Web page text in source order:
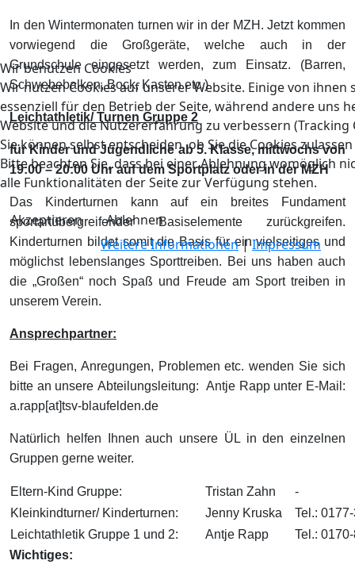
In den Wintermonaten turnen wir in der MZH. Jetzt kommen
vorwiegend die Großgeräte, welche auch in der
Grundschule eingesetzt werden, zum Einsatz. (Barren,
Schwebebalken, Bock, Kasten etc.)
Leichtathletik/ Turnen Gruppe 2
für Kinder und Jugendliche ab 5. Klasse, mittwochs von
19:00 – 20:00 Uhr auf dem Sportplatz oder in der MZH
Das Kinderturnen kann auf ein breites Fundament
sportartübergreifender Basiselemente zurückgreifen.
Kinderturnen bildet somit die Basis für ein vielseitiges und
möglichst lebenslanges Sporttreiben. Bei uns haben auch
die „Großen“ noch Spaß und Freude am Sport treiben in
unserem Verein.
Ansprechpartner:
Bei Fragen, Anregungen, Problemen etc. wenden Sie sich
bitte an unsere Abteilungsleitung: Antje Rapp unter E-Mail:
a.rapp[at]tsv-blaufelden.de
Natürlich helfen Ihnen auch unsere ÜL in den einzelnen
Gruppen gerne weiter.
Eltern-Kind Gruppe: Tristan Zahn
-
Kleinkindturner/ Kinderturnen:
Jenny Kruska
Tel.:
Leichtathletik Gruppe 1 und 2:
Antje Rapp
Tel.:
Wichtiges:
Wir benutzen Cookies
Wir nutzen Cookies auf unserer Website. Einige von ihnen
essenziell für den Betrieb der Seite, während andere uns
Website und die Nutzererfahrung zu verbessern (Tracking
Sie können selbst entscheiden, ob Sie die Cookies
Bitte beachten Sie, dass bei einer Ablehnung womöglich
alle Funktionalitäten der Seite zur Verfügung stehen.
Akzeptieren
Ablehnen
Weitere Informationen|Impressum